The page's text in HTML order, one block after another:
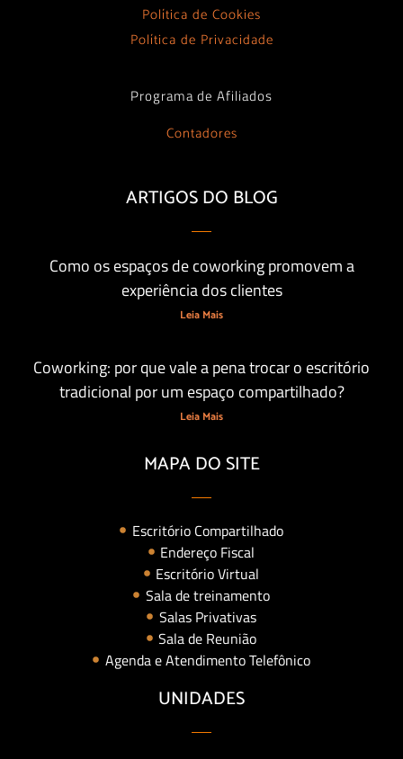
Política de Cookies
Política de Privacidade
Programa de Afiliados
Contadores
ARTIGOS DO BLOG
Como os espaços de coworking promovem a
experiência dos clientes
Leia Mais
Coworking: por que vale a pena trocar o escritório
tradicional por um espaço compartilhado?
Leia Mais
MAPA DO SITE
Escritório Compartilhado
Endereço Fiscal
Escritório Virtual
Sala de treinamento
Salas Privativas
Sala de Reunião
Agenda e Atendimento Telefônico
UNIDADES